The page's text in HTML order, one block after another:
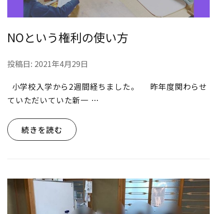
NOという権利の使い方
投稿日: 2021年4月29日
小学校入学から2週間経ちました。 昨年度関わらせ
ていただいていた新一 …
続きを読む